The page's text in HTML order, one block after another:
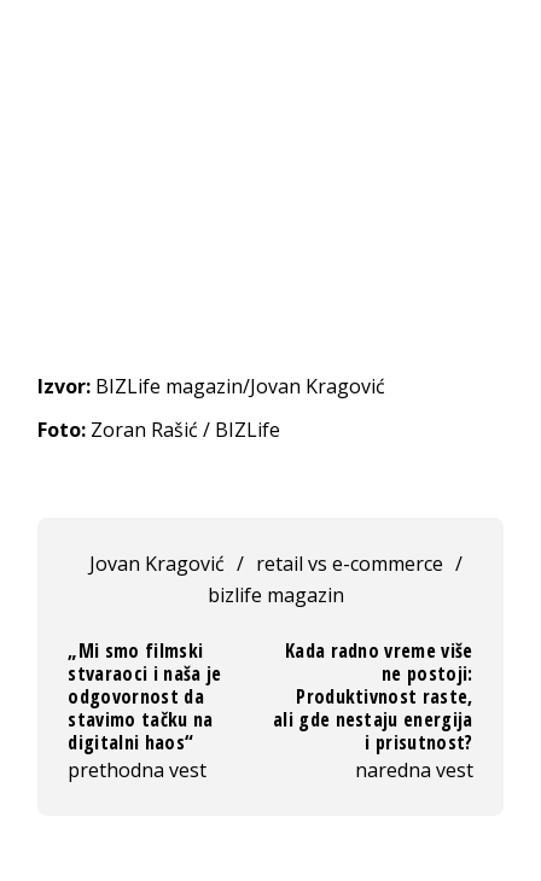
Izvor: BIZLife magazin/Jovan Kragović
Foto: Zoran Rašić / BIZLife
Jovan Kragović / retail vs e-commerce /
bizlife magazin
„Mi smo filmski
stvaraoci i naša je
odgovornost da
stavimo tačku na
digitalni haos“
prethodna vest
Kada radno vreme više
ne postoji:
Produktivnost raste,
ali gde nestaju energija
i prisutnost?
naredna vest